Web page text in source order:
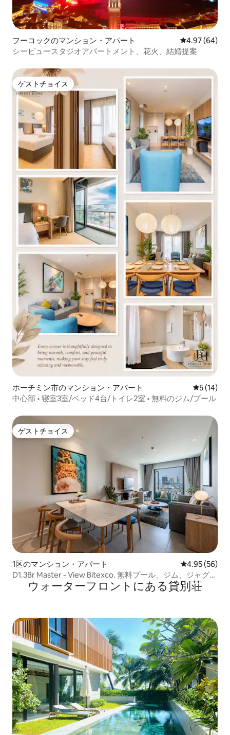
フーコックのマンション・アパート レビュー64
4.97 (64)
シービュースタジオアパートメント、花火、結婚提案
ゲストチョイス
ゲストチョイス
ホーチミン市のマンション・アパート レビュー
5 (14)
中心部 • 寝室3室/ベッド4台/トイレ2室 • 無料のジム/プール
ゲストチョイス
ゲストチョイス
1区のマンション・アパート レビュー56
4.95 (56)
D1.3Br Master - View Bitexco. 無料プール、ジム、ジャグジ
ウォーターフロントにある貸別荘